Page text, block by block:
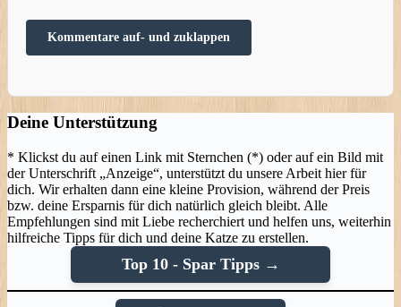
Kommentare auf- und zuklappen
Deine Unterstützung
* Klickst du auf einen Link mit Sternchen (*) oder auf ein Bild mit
der Unterschrift „Anzeige“, unterstützt du unsere Arbeit hier für
dich. Wir erhalten dann eine kleine Provision, während der Preis
bzw. deine Ersparnis für dich natürlich gleich bleibt. Alle
Empfehlungen sind mit Liebe recherchiert und helfen uns, weiterhin
hilfreiche Tipps für dich und deine Katze zu erstellen.
Top 10 - Spar Tipps →